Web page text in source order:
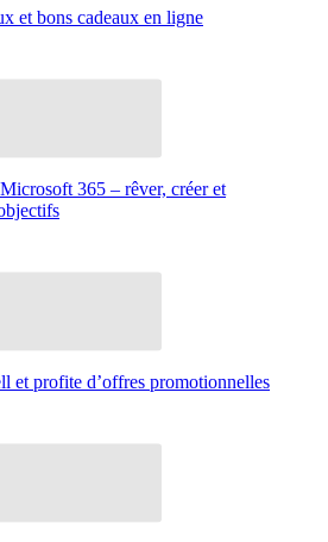
et bons cadeaux en ligne
365 – rêver, créer et
et profite d’offres promotionnelles